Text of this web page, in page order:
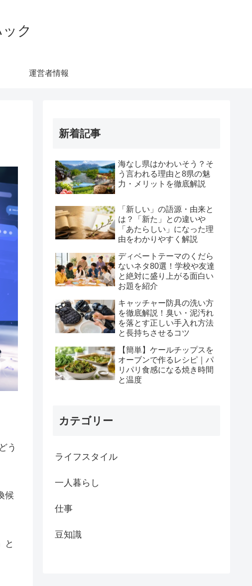
ク
運営者情報
う
候
と
新着記事
海なし県はかわいそう？そ
う言われる理由と8県の魅
力・メリットを徹底解説
「新しい」の語源・由来と
は？「新た」との違いや
「あたらしい」になった理
由をわかりやすく解説
ディベートテーマのくだら
ないネタ80選！学校や友達
と絶対に盛り上がる面白い
お題を紹介
キャッチャー防具の洗い方
を徹底解説！臭い・泥汚れ
を落とす正しい手入れ方法
と長持ちさせるコツ
【簡単】ケールチップスを
オーブンで作るレシピ｜パ
リパリ食感になる焼き時間
と温度
カテゴリー
ライフスタイル
一人暮らし
仕事
豆知識